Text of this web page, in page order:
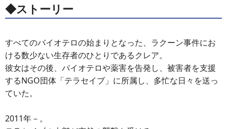
◆ストーリー
すべてのバイオテロの始まりとなった、ラクーン事件にお
ける数少ない生存者のひとりであるクレア。
彼女はその後、バイオテロや薬害を告発し、被害者を支援
するNGO団体「テラセイブ」に所属し、多忙な日々を送っ
ていた。
2011年－。